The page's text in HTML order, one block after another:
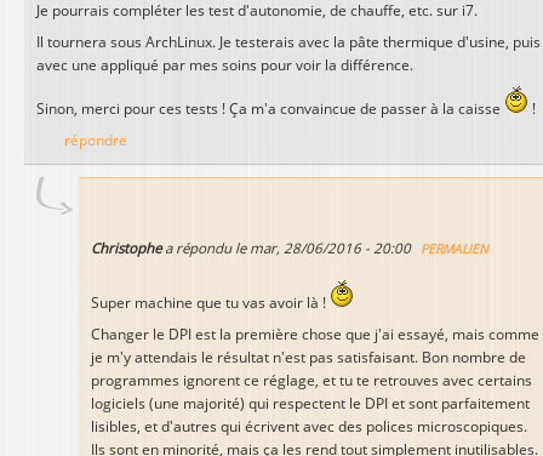
Je pourrais compléter les test d'autonomie, de chauffe, etc. sur i7.
Il tournera sous ArchLinux. Je testerais avec la pâte thermique d'usine, puis
avec une appliqué par mes soins pour voir la différence.
Sinon, merci pour ces tests ! Ça m'a convaincue de passer à la caisse
!
répondre
Christophea répondu le mar, 28/06/2016 - 20:00 PERMALIEN
Super machine que tu vas avoir là !
Changer le DPI est la première chose que j'ai essayé, mais comme
je m'y attendais le résultat n'est pas satisfaisant. Bon nombre de
programmes ignorent ce réglage, et tu te retrouves avec certains
logiciels (une majorité) qui respectent le DPI et sont parfaitement
lisibles, et d'autres qui écrivent avec des polices microscopiques.
Ils sont en minorité, mais ça les rend tout simplement inutilisables.